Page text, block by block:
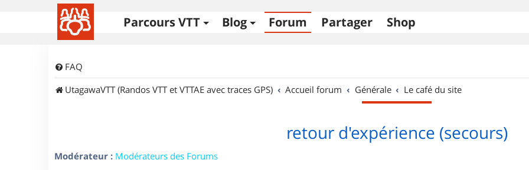
Parcours VTT Blog Forum Partager Shop
FAQ
UtagawaVTT (Randos VTT et VTTAE avec traces GPS)
Accueil forum Générale Le café du site
retour d'expérience (secours)
Modérateur : Modérateurs des Forums